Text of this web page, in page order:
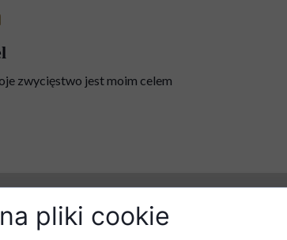
zwycięstwo jest moim celem
pliki cookie